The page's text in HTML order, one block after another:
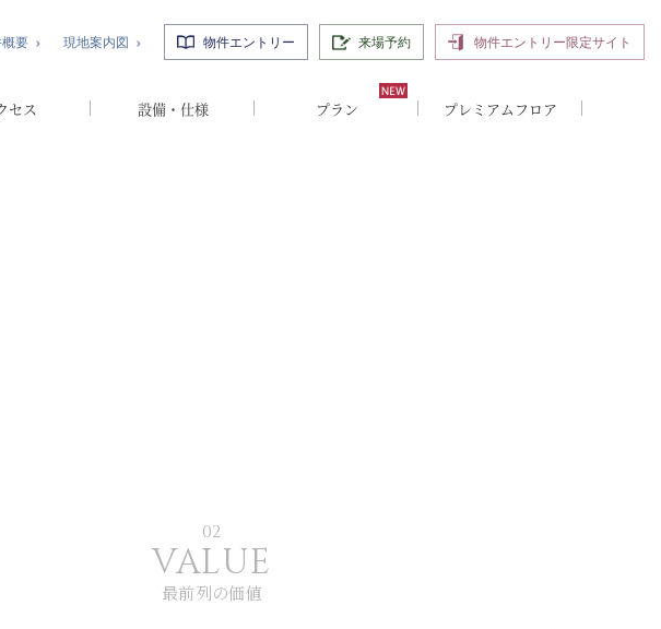
要 現地案内図 物件エントリー 来場予約 物件エントリー限定サイト
セス 設備・仕様 プラン プレミアムフロア
02
VALUE
最前列の価値